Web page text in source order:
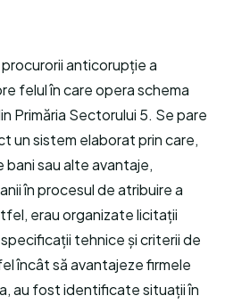
anticorupție a
felul în care opera schema
Primăria Sectorului 5. Se pare
un sistem elaborat prin care,
bani sau alte avantaje,
în procesul de atribuire a
erau organizate licitații
tehnice și criterii de
încât să avantajeze firmele
au fost identificate situații în